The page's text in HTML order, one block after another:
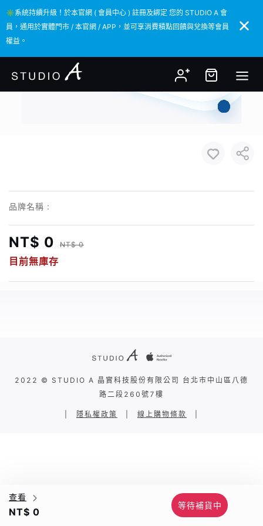
✳️系統持續升級！於本官網 ( 會員中心 ) 註冊及綁定 您的 STUDIO A 會
員，通用於實體門市 / 本官網 / APP，並可享消費積點回饋與兌換等會員
權益。
✳️系統持續升級！於本官網 ( 會員中心 ) 註冊及綁定 您的 STUDIO A 會
員，通用於實體門市 / 本官網 / APP，並可享消費積點回饋與兌換等會員
權益。
品牌名稱 :
NT$ 0 NT$ 0
目前無庫存
查看
NT$ 0
等待補貨中
2022 © STUDIO A 晶實科技股份有限公司 台北市中山區八德
路二段260號7樓
隱私權政策 線上購物條款